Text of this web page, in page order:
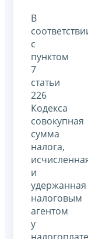
В
с
пунктом
7
статьи
226
Кодекса
совокупная
сумма
налога,
и
удержанная
налоговым
агентом
у